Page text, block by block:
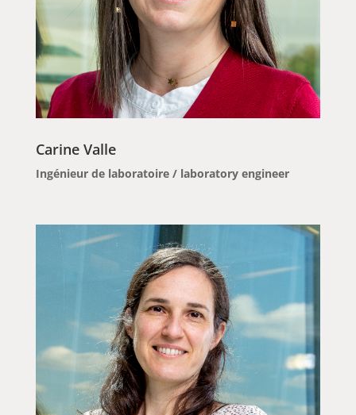
Carine Valle
Ingénieur de laboratoire / laboratory engineer